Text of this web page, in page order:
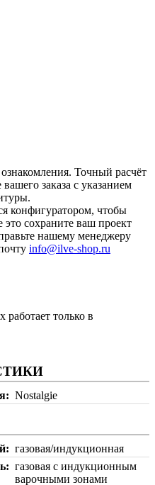
Точный расчёт
заказа с указанием
конфигуратором, чтобы
это сохраните ваш проект
нашему менеджеру
info@ilve-shop.ru
только в
Nostalgie
газовая/индукционная
газовая с индукционным
варочными зонами